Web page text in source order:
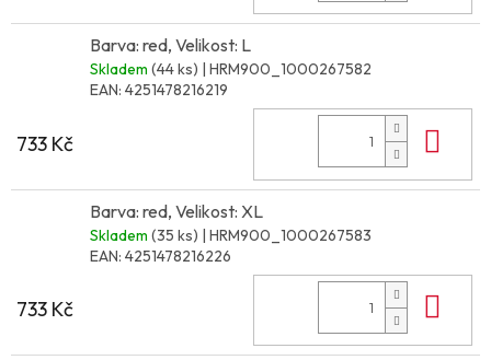
Barva: red, Velikost: L
Skladem (44 ks) | HRM900_1000267582
EAN: 4251478216219
733 Kč
Barva: red, Velikost: XL
Skladem (35 ks) | HRM900_1000267583
EAN: 4251478216226
733 Kč